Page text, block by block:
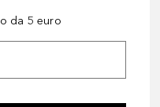
da 5 euro